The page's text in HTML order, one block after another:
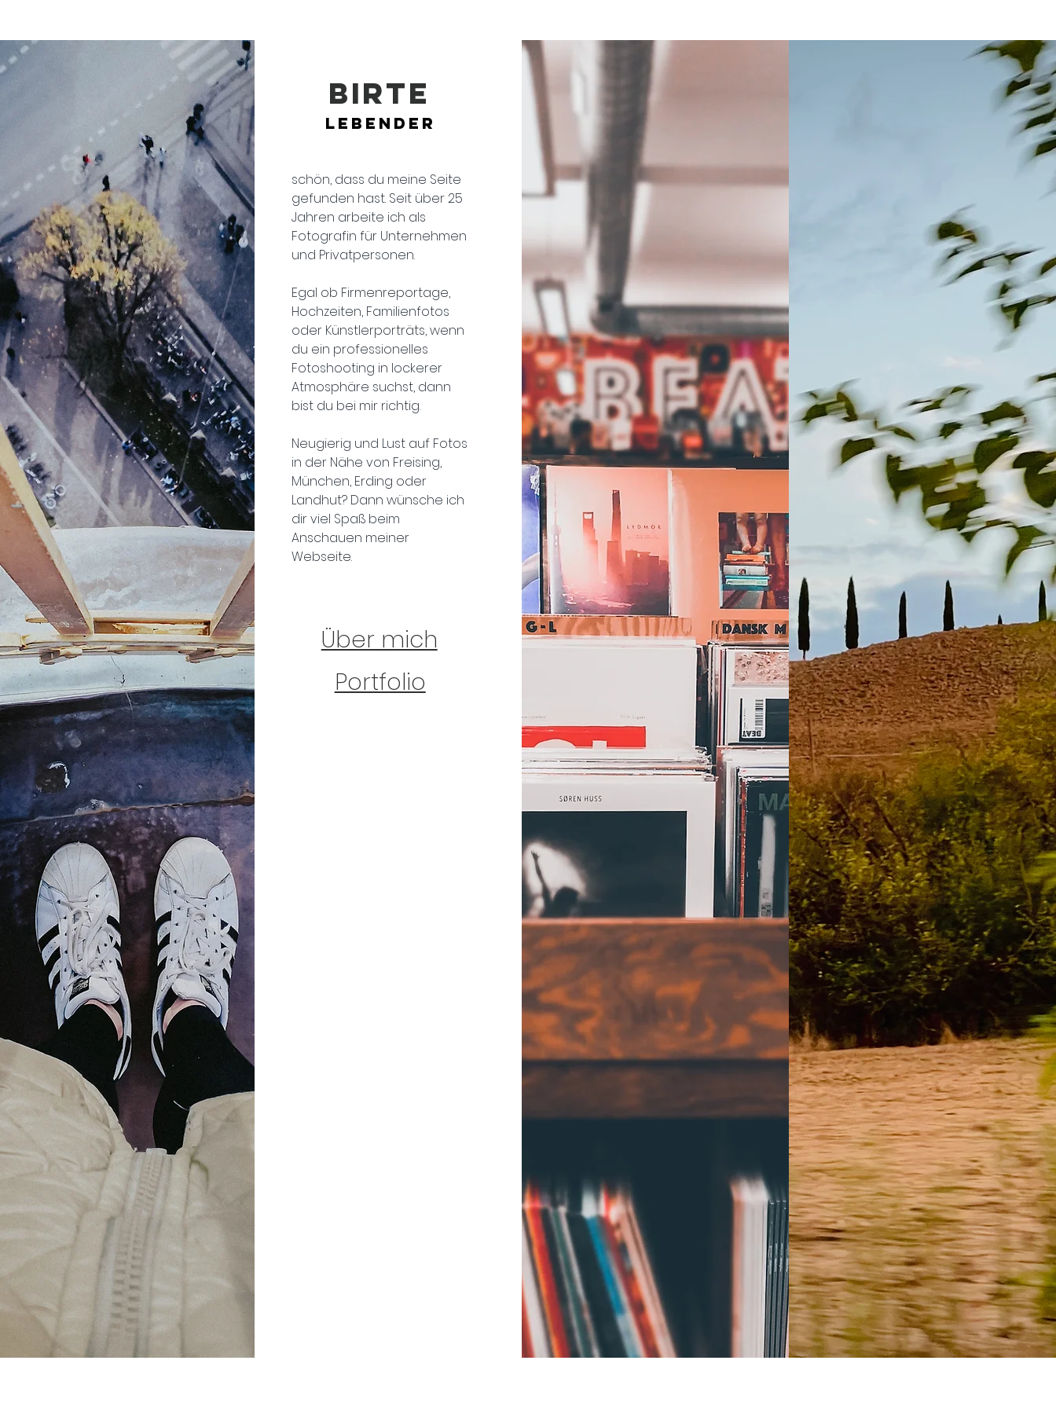
BIRTE
Lebender
schön, dass du meine Seite
gefunden hast. Seit über 25
Jahren arbeite ich als
Fotografin für Unternehmen
und Privatpersonen.
Egal ob Firmenreportage,
Hochzeiten, Familienfotos
oder Künstlerporträts, wenn
du ein professionelles
Fotoshooting in lockerer
Atmosphäre suchst, dann
bist du bei mir richtig.
Neugierig und Lust auf Fotos
in der Nähe von Freising,
München, Erding oder
Landhut? Dann wünsche ich
dir viel Spaß beim
Anschauen meiner
Webseite.
Über mich
Portfolio